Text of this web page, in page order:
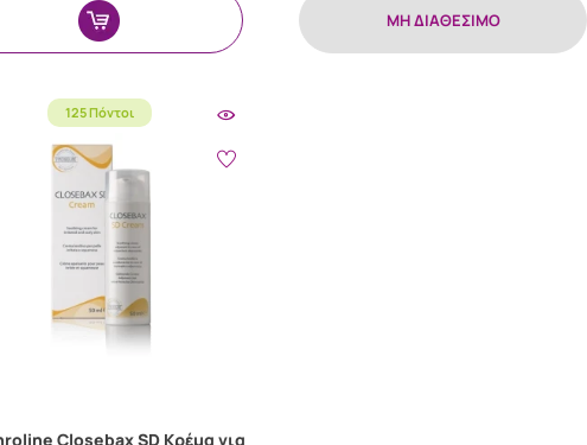
MH ΔΙΑΘΕΣΙΜΟ
125 Πόντοι
Closebax SD Κρέμα για